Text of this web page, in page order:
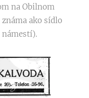
na Obilnom
ako sídlo
námestí).